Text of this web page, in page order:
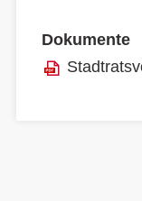
Dokumente